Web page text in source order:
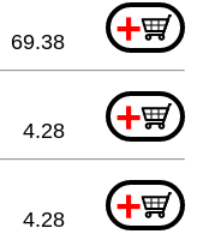
+
69.38
+
4.28
+
4.28